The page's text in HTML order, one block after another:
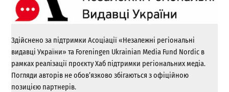
Здійснено за підтримки Асоціації «Незалежні регіональні
видавці України» та Foreningen Ukrainian Media Fund Nordic в
рамках реалізації проєкту Хаб підтримки регіональних медіа.
Погляди авторів не обов’язково збігаються з офіційною
позицією партнерів.